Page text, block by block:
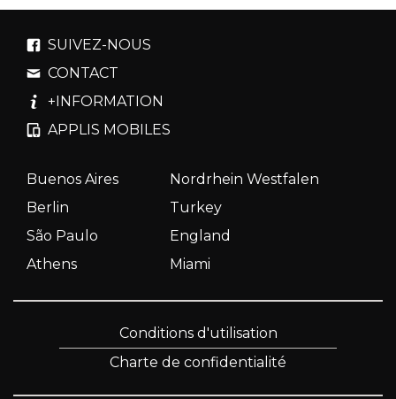
SUIVEZ-NOUS
CONTACT
+INFORMATION
APPLIS MOBILES
Buenos Aires
Nordrhein Westfalen
Berlin
Turkey
São Paulo
England
Athens
Miami
Conditions d'utilisation
Charte de confidentialité